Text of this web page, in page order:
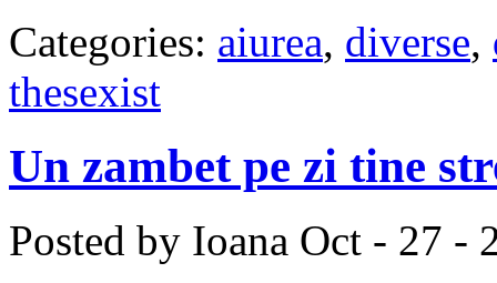
Categories: aiurea, diverse,
thesexist
Un zambet pe zi tine
Posted by Ioana Oct - 27 -